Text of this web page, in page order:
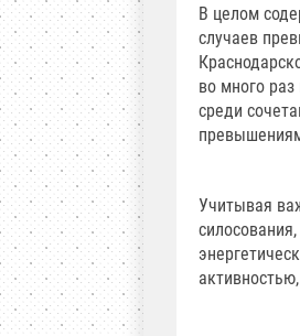
В целом
случаев
во много
среди
Учитывая